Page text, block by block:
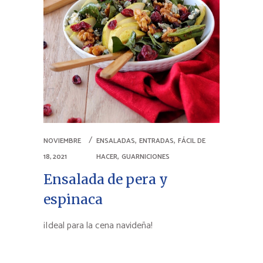
NOVIEMBRE
18, 2021
ENSALADAS,ENTRADAS,FÁCIL DE
HACER,GUARNICIONES
Ensalada de pera y
espinaca
¡Ideal para la cena navideña!